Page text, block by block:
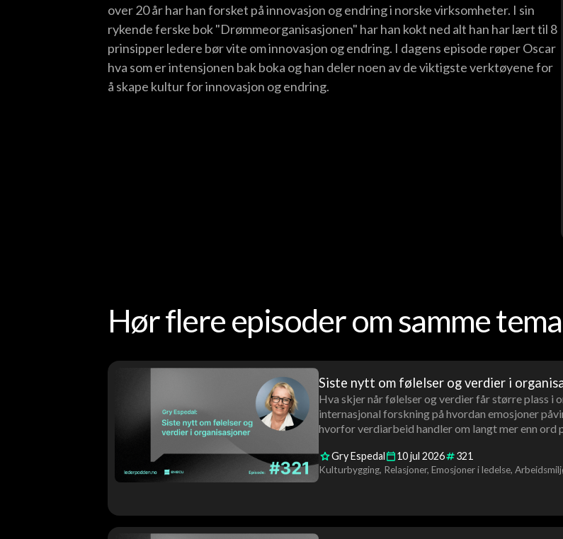
over 20 år har han forsket på innovasjon og endring i norske virksomheter. I sin
rykende ferske bok "Drømmeorganisasjonen" har han kokt ned alt han har lært til 8
prinsipper ledere bør vite om innovasjon og endring. I dagens episode røper Oscar
hva som er intensjonen bak boka og han deler noen av de viktigste verktøyene for
å skape kultur for innovasjon og endring.
Hør flere episoder om samme
Siste nytt om følelser og verdier i
Hva skjer når følelser og verdier får større plass i
internasjonal forskning på hvordan emosjoner
hvorfor verdiarbeid handler om langt mer enn ord
Gry Espedal 10jul 2026 321
Kulturbygging Relasjoner Emosjoner i ledelse